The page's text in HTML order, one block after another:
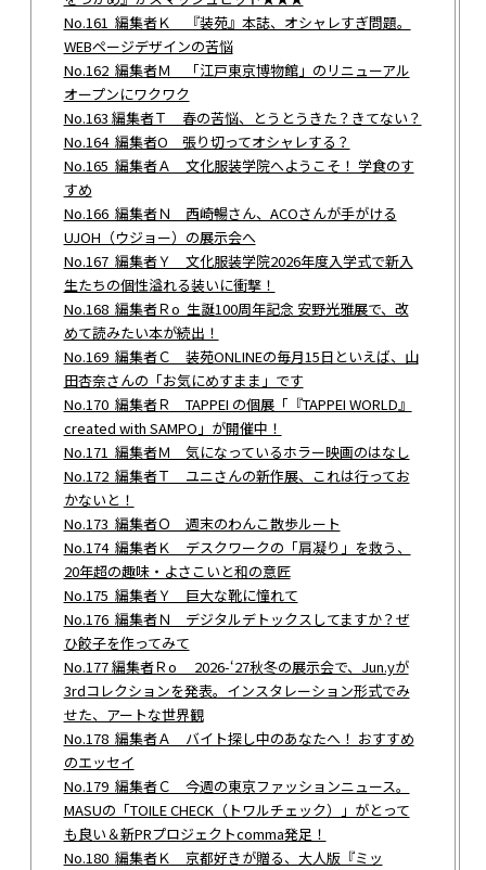
No.161 編集者Ｋ 『装苑』本誌、オシャレすぎ問題。
WEBページデザインの苦悩
No.162 編集者Ｍ 「江戸東京博物館」のリニューアル
オープンにワクワク
No.163 編集者Ｔ 春の苦悩、とうとうきた？きてない？
No.164 編集者О 張り切ってオシャレする？
No.165 編集者Ａ 文化服装学院へようこそ！ 学食のす
すめ
No.166 編集者Ｎ 西崎暢さん、ACOさんが手がける
UJOH（ウジョー）の展示会へ
No.167 編集者Ｙ 文化服装学院2026年度入学式で新入
生たちの個性溢れる装いに衝撃！
No.168 編集者Ｒo 生誕100周年記念 安野光雅展で、改
めて読みたい本が続出！
No.169 編集者Ｃ 装苑ONLINEの毎月15日といえば、山
田杏奈さんの「お気にめすまま」です
No.170 編集者Ｒ TAPPEI の個展「『TAPPEI WORLD』
created with SAMPO」が開催中！
No.171 編集者Ｍ 気になっているホラー映画のはなし
No.172 編集者Ｔ ユニさんの新作展、これは行ってお
かないと！
No.173 編集者Ｏ 週末のわんこ散歩ルート
No.174 編集者Ｋ デスクワークの「肩凝り」を救う、
20年超の趣味・よさこいと和の意匠
No.175 編集者Ｙ 巨大な靴に憧れて
No.176 編集者Ｎ デジタルデトックスしてますか？ぜ
ひ餃子を作ってみて
No.177 編集者Ｒo 2026-‘27秋冬の展示会で、Jun.yが
3rdコレクションを発表。インスタレーション形式でみ
せた、アートな世界観
No.178 編集者Ａ バイト探し中のあなたへ！ おすすめ
のエッセイ
No.179 編集者Ｃ 今週の東京ファッションニュース。
MASUの「TOILE CHECK（トワルチェック）」がとって
も良い＆新PRプロジェクトcomma発足！
No.180 編集者Ｋ 京都好きが贈る、大人版『ミッ